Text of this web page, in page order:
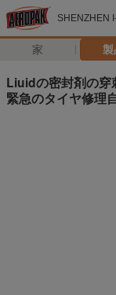
SHENZHEN
家 製
Liuidの密封剤の穿
緊急のタイヤ修理